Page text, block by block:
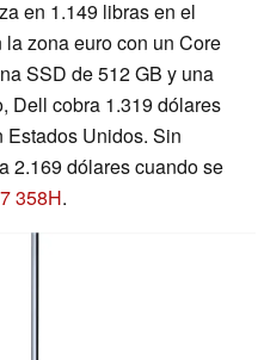
en 1.149 libras en el
zona euro con un Core
SSD de 512 GB y una
Dell cobra 1.319 dólares
Estados Unidos. Sin
2.169 dólares cuando se
358H.